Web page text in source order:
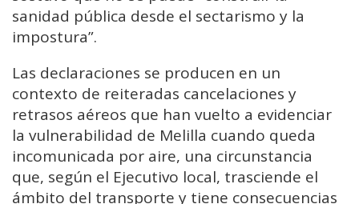
sanidad pública desde el sectarismo y la
impostura”.
Las declaraciones se producen en un
contexto de reiteradas cancelaciones y
retrasos aéreos que han vuelto a evidenciar
la vulnerabilidad de Melilla cuando queda
incomunicada por aire, una circunstancia
que, según el Ejecutivo local, trasciende el
ámbito del transporte y tiene consecuencias